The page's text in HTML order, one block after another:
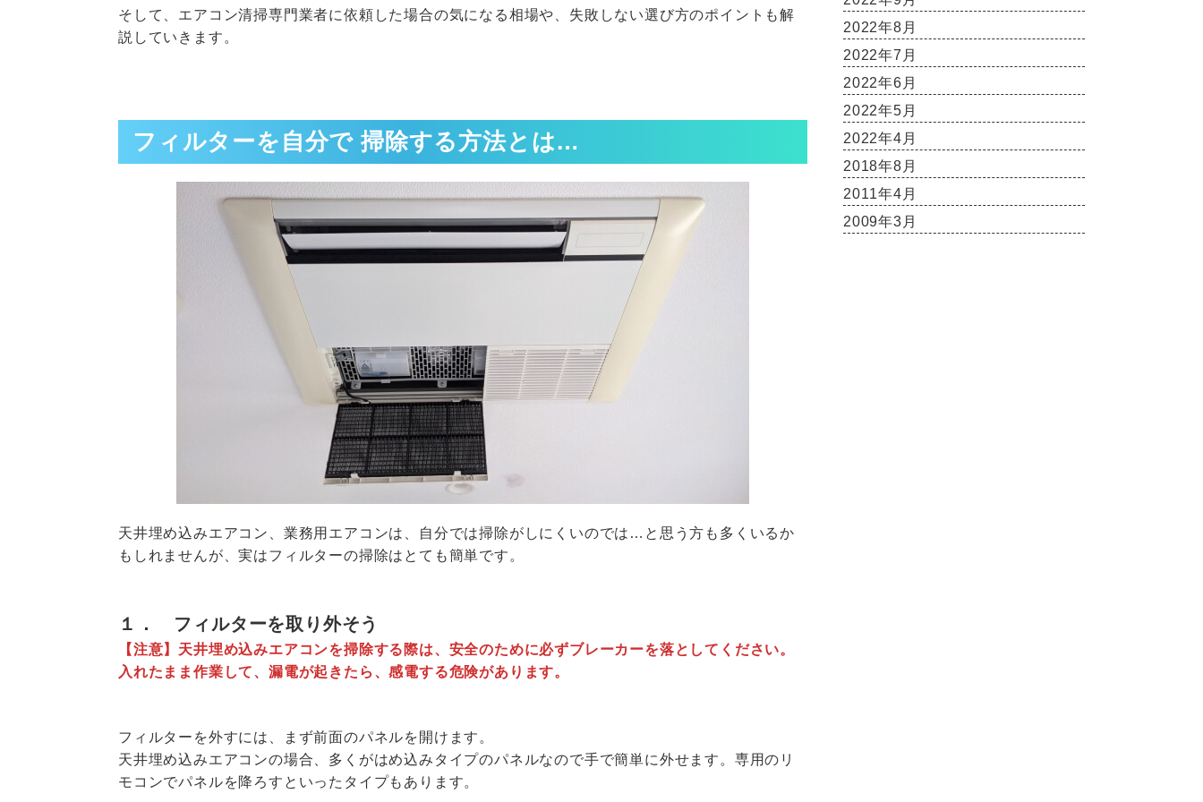
そして、エアコン清掃専門業者に依頼した場合の気になる相場や、失敗しない選び方のポイントも解
説していきます。
フィルターを自分で 掃除する方法とは…
天井埋め込みエアコン、業務用エアコンは、自分では掃除がしにくいのでは…と思う方も多くいるか
もしれませんが、実はフィルターの掃除はとても簡単です。
１． フィルターを取り外そう
【注意】天井埋め込みエアコンを掃除する際は、安全のために必ずブレーカーを落としてください。
入れたまま作業して、漏電が起きたら、感電する危険があります。
フィルターを外すには、まず前面のパネルを開けます。
天井埋め込みエアコンの場合、多くがはめ込みタイプのパネルなので手で簡単に外せます。専用のリ
モコンでパネルを降ろすといったタイプもあります。
2022年8月
2022年7月
2022年6月
2022年5月
2022年4月
2018年8月
2011年4月
2009年3月